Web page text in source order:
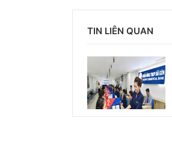
TIN LIÊN QUAN